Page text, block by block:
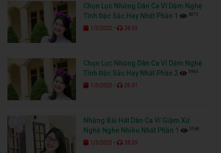
Chọn Lọc Những Dân Ca Ví Dặm Nghệ
Tĩnh Đặc Sắc Hay Nhất Phần 1
6075
1/3/2022 - 38:05
Chọn Lọc Những Dân Ca Ví Dặm Nghệ
Tĩnh Đặc Sắc Hay Nhất Phần 2
5984
1/3/2022 - 26:01
Những Bài Hát Dân Ca Ví Giặm Xứ
Nghệ Nghe Nhiều Nhất Phần 1
5568
1/3/2022 - 38:05